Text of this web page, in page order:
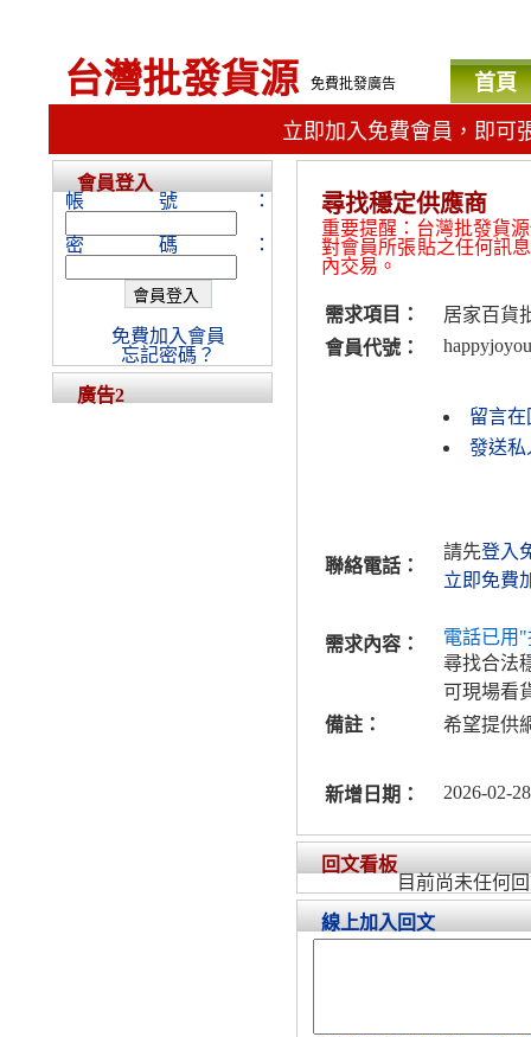
台灣批發貨源 免費批發廣告 首頁
立即加入免費會員，即可
尋找穩定供應商
重要提醒：台灣批發貨
對會員所張貼之任何訊
內交易。
需求項目：
居家百貨
會員代號：
留言
發送私
聯絡電話：
請先登入
立即免費
需求內容：
電話已用
尋找合法
可現場看
備註：
希望提供
新增日期： 2026-02-
回文看板
目前尚未任何
線上加入回文
會員登入
帳號：
密碼：
免費加入會員
忘記密碼？
廣告2